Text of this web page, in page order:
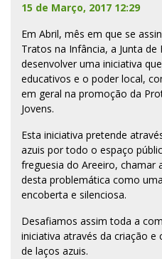
15 de Março, 2017 12:29
Em Abril, mês em que se
Tratos na Infância, a Junta de
desenvolver uma iniciativa
educativos e o poder local,
em geral na promoção da
Jovens.
Esta iniciativa pretende
azuis por todo o espaço
freguesia do Areeiro, chamar
desta problemática como
encoberta e silenciosa.
Desafiamos assim toda a
iniciativa através da criação
de laços azuis.